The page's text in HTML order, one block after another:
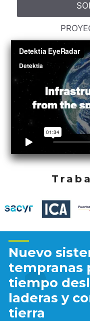
Nuevo
tempranas
tiempo
laderas y
tierra